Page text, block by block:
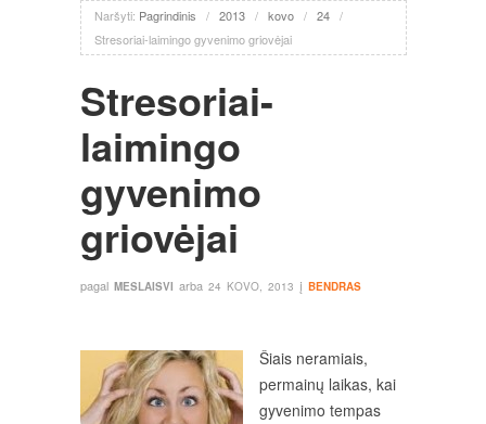
Naršyti: Pagrindinis / 2013 / kovo / 24 /
Stresoriai-laimingo gyvenimo griovėjai
Stresoriai-
laimingo
gyvenimo
griovėjai
pagal MESLAISVI arba 24 KOVO, 2013 į BENDRAS
Šiais neramiais,
permainų laikas, kai
gyvenimo tempas